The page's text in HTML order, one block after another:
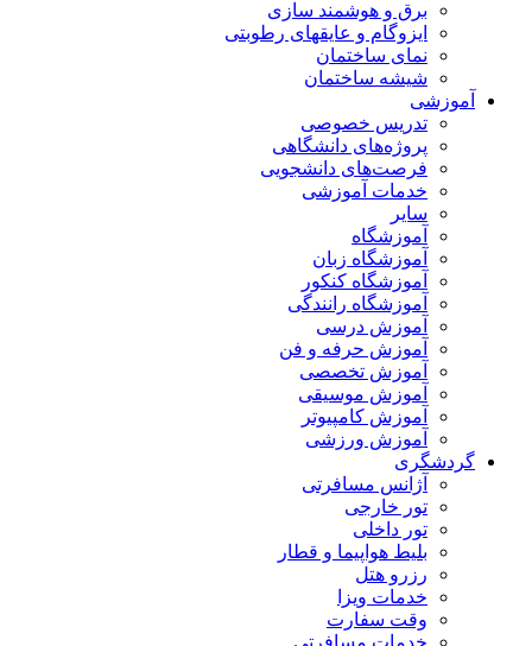
برق و هوشمند سازی
ایزوگام و عایقهای رطوبتی
نمای ساختمان
شیشه ساختمان
آموزشی
تدریس خصوصی
پروژه‌های دانشگاهی
فرصت‌های دانشجویی
خدمات آموزشی
سایر
آموزشگاه
آموزشگاه زبان
آموزشگاه کنکور
آموزشگاه رانندگی
آموزش درسی
آموزش حرفه و فن
آموزش تخصصی
آموزش موسیقی
آموزش کامپیوتر
آموزش ورزشی
گردشگری
آژانس مسافرتی
تور خارجی
تور داخلی
بلیط هواپیما و قطار
رزرو هتل
خدمات ویزا
وقت سفارت